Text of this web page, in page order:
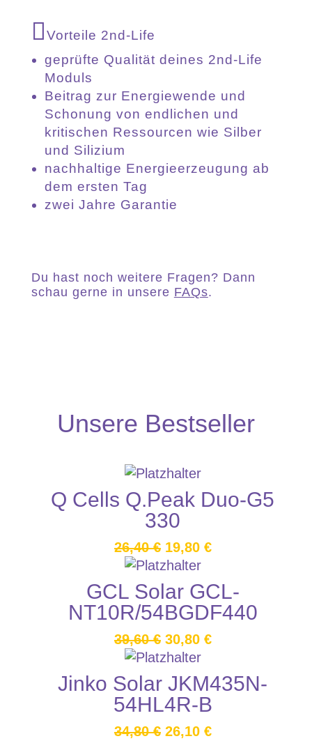
Vorteile 2nd-Life
geprüfte Qualität deines 2nd-Life
Moduls
Beitrag zur Energiewende und
Schonung von endlichen und
kritischen Ressourcen wie Silber
und Silizium
nachhaltige Energieerzeugung ab
dem ersten Tag
zwei Jahre Garantie
Du hast noch weitere Fragen? Dann
schau gerne in unsere FAQs.
Unsere Bestseller
Q Cells Q.Peak Duo-G5
330
26,40€ 19,80 €
GCL Solar GCL-
NT10R/54BGDF440
39,60€ 30,80 €
Jinko Solar JKM435N-
54HL4R-B
34,80€ 26,10 €